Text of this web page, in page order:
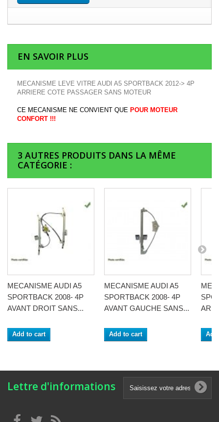
EN SAVOIR PLUS
MECANISME LEVE VITRE AUDI A5 SPORTBACK 2012-> 4P
ARRIERE COTE PASSAGER SANS MOTEUR
CE MECANISME NE CONVIENT QUE POUR MOTEUR
CONFORT !!!
3 AUTRES PRODUITS DANS LA MÊME
CATÉGORIE :
MECANISME AUDI A5
SPORTBACK 2008- 4P
AVANT DROIT SANS...
Add to cart
MECANISME AUDI A5
SPORTBACK 2008- 4P
AVANT GAUCHE SANS...
Add to cart
Lettre d'informations